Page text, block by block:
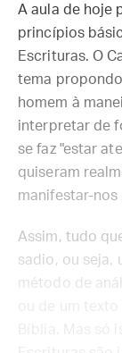
A aula de hoje
princípios
Escrituras. O
tema
homem à
interpretar de
se faz "estar
quiseram
manifestar-nos
Assim, tudo
sadio, ou seja,
método de